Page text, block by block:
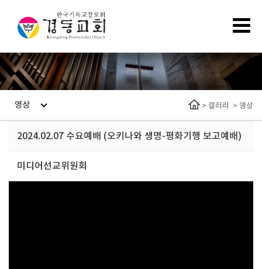
영상 > 갤러리 > 영상
2024.02.07 수요예배 (오키나와 생명-평화기행 보고예배)
미디어선교위원회